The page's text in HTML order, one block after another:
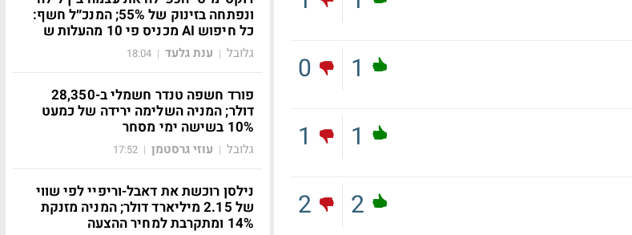
1
0
1
1
2
2
ונפתחה בזינוק של 55%; המנכ״ל חשף:
כל חיפוש AI מכניס פי 10 מהעלות ש
גלובל | ענת גלעד |
18:04
פורד חשפה טנדר חשמלי ב-28,350
דולר; המניה השלימה ירידה של כמעט
10% בשישה ימי מסחר
גלובל | עוזי גרסטמן |
17:52
נילסן רוכשת את דאבל-וריפיי לפי שווי
של 2.15 מיליארד דולר; המניה מזנקת
14% ומתקרבת למחיר ההצעה